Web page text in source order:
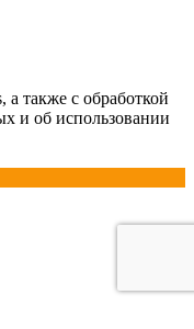
также с обработкой
и об использовании